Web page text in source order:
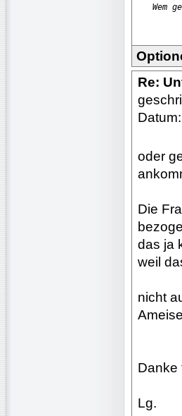
Wem
Re:
oder
Die
das ja
weil
nicht
Danke
Lg.